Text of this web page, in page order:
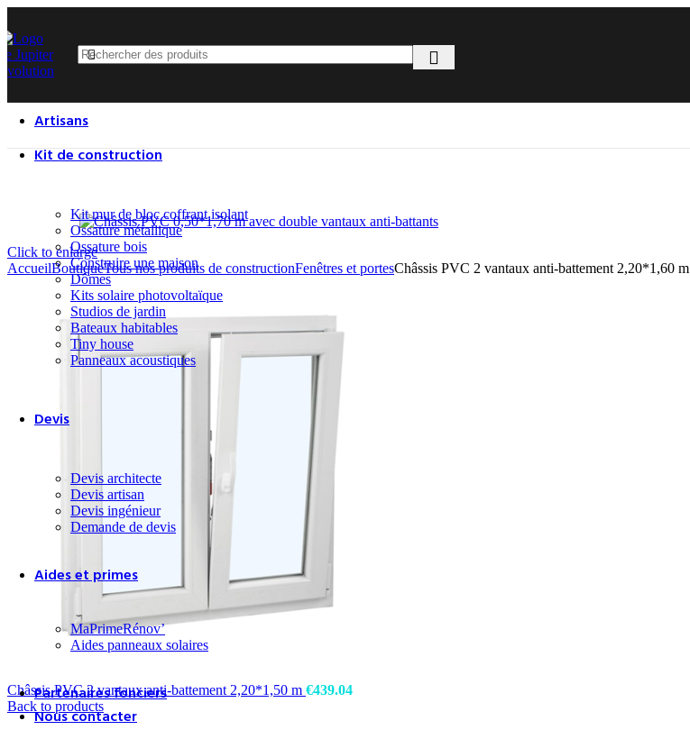
Climatisation solaire
Studios de jardin
Artisans
Kit de construction
Kit mur de bloc coffrant isolant
Ossature métallique
Ossature bois
Construire une maison
Dômes
Kits solaire photovoltaïque
Studios de jardin
Bateaux habitables
Tiny house
Panneaux acoustiques
Devis
Devis architecte
Devis artisan
Devis ingénieur
Demande de devis
Aides et primes
MaPrimeRénov’
Aides panneaux solaires
Partenaires fonciers
Nous contacter
Click to enlarge
AccueilBoutiqueTous nos produits de constructionFenêtres et portesChâssis PVC 2 vantaux anti-battement 2,20*1,60 m
Châssis PVC 2 vantaux anti-battement 2,20*1,50 m €439.04
Back to products